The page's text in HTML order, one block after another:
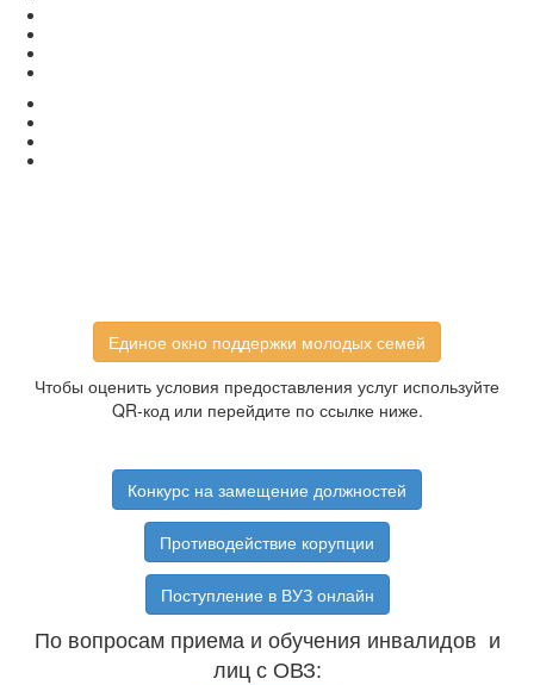
Единое окно поддержки молодых семей
Чтобы оценить условия предоставления услуг используйте
QR-код или перейдите по ссылке ниже.
Конкурс на замещение должностей
Противодействие корупции
Поступление в ВУЗ онлайн
По вопросам приема и обучения инвалидов и
лиц с ОВЗ: